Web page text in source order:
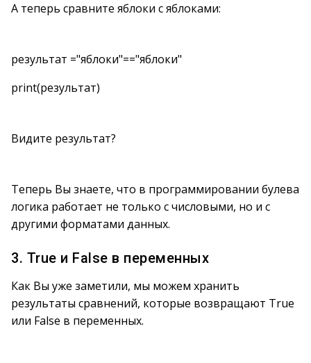
А теперь сравните яблоки с яблоками:
результат ="яблоки"=="яблоки"
print(результат)
Видите результат?
Теперь Вы знаете, что в программировании булева
логика работает не только с числовыми, но и с
другими форматами данных.
3. True и False в переменных
Как Вы уже заметили, мы можем хранить
результаты сравнений, которые возвращают True
или False в переменных.